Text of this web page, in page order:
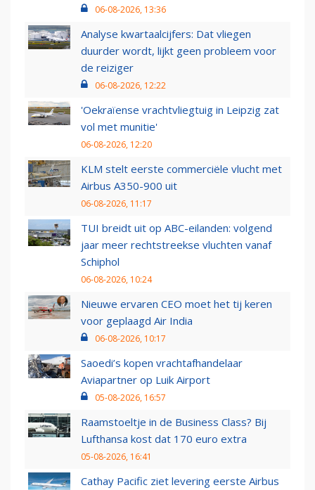
06-08-2026, 13:36
Analyse kwartaalcijfers: Dat vliegen
duurder wordt, lijkt geen probleem voor
de reiziger
06-08-2026, 12:22
'Oekraïense vrachtvliegtuig in Leipzig zat
vol met munitie'
06-08-2026, 12:20
KLM stelt eerste commerciële vlucht met
Airbus A350-900 uit
06-08-2026, 11:17
TUI breidt uit op ABC-eilanden: volgend
jaar meer rechtstreekse vluchten vanaf
Schiphol
06-08-2026, 10:24
Nieuwe ervaren CEO moet het tij keren
voor geplaagd Air India
06-08-2026, 10:17
Saoedi’s kopen vrachtafhandelaar
Aviapartner op Luik Airport
05-08-2026, 16:57
Raamstoeltje in de Business Class? Bij
Lufthansa kost dat 170 euro extra
05-08-2026, 16:41
Cathay Pacific ziet levering eerste Airbus